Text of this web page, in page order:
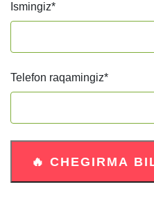
Ismingiz*
Telefon raqamingiz*